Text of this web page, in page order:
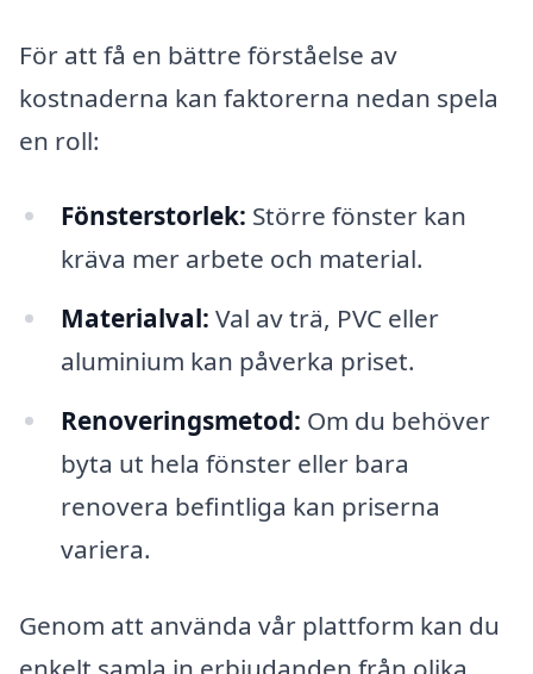
För att få en bättre förståelse av
kostnaderna kan faktorerna nedan spela
en roll:
Fönsterstorlek: Större fönster kan
kräva mer arbete och material.
Materialval: Val av trä, PVC eller
aluminium kan påverka priset.
Renoveringsmetod: Om du behöver
byta ut hela fönster eller bara
renovera befintliga kan priserna
variera.
Genom att använda vår plattform kan du